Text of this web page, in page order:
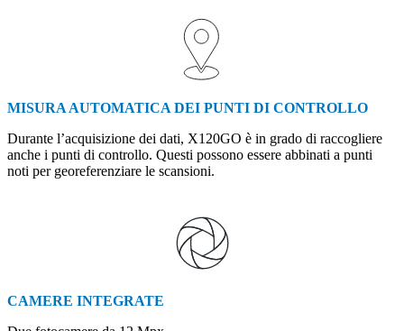
MISURA AUTOMATICA DEI PUNTI DI CONTROLLO
Durante l’acquisizione dei dati, X120GO è in grado di raccogliere
anche i punti di controllo. Questi possono essere abbinati a punti
noti per georeferenziare le scansioni.
CAMERE INTEGRATE